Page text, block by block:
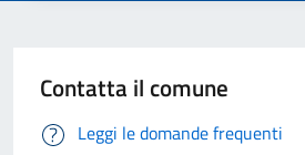
Contatta il comune
Leggi le domande frequenti